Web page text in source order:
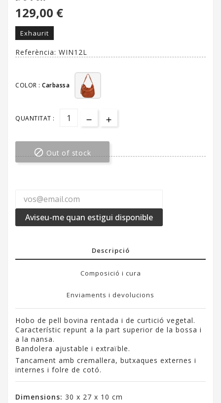
129,00 €
Exhaurit
Referència: WIN12L
COLOR : Carbassa
QUANTITAT :
 Out of stock
Aviseu-me quan estigui disponible
Descripció
Composició i cura
Enviaments i devolucions
Hobo de pell bovina rentada i de curtició vegetal.
Característic repunt a la part superior de la bossa i
a la nansa.
Bandolera ajustable i extraïble.
Tancament amb cremallera, butxaques externes i
internes i folre de cotó.
Dimensions: 30 x 27 x 10 cm